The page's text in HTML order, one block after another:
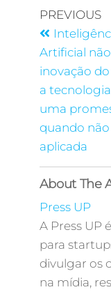
PREVIOUS
Artificial
inovação
a
uma
quando não
aplicada
About The
Press UP
A Press UP
para
divulgar os
na mídia,